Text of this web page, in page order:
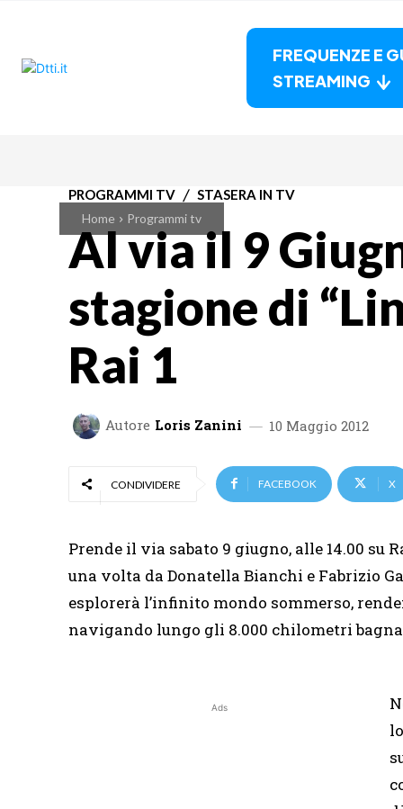
FREQUENZE E
STREAMING
Home Programmi tv
PROGRAMMI TV STASERA IN TV
Al via il 9
stagione di
Rai 1
Autore Loris Zanini 10 Maggio 2012
CONDIVIDERE FACEBOOK X
Prende il via sabato 9 giugno, alle 14.00 su
una volta da Donatella Bianchi e Fabrizio
esplorerà l’infinito mondo sommerso,
navigando lungo gli 8.000 chilometri
Ads